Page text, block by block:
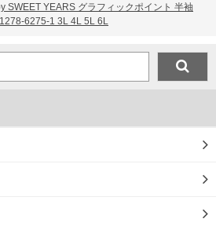
SWEET YEARS グラフィックポイント 半袖
6275-1 3L 4L 5L 6L